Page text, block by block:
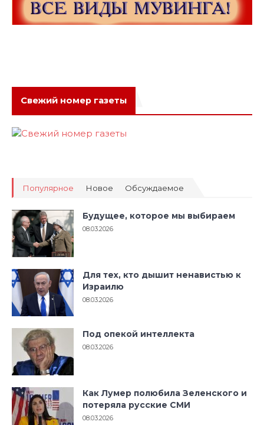
Свежий номер газеты
Популярное Новое Обсуждаемое
Будущее, которое мы выбираем
08.03.2026
Для тех, кто дышит ненавистью к
Израилю
08.03.2026
Под опекой интеллекта
08.03.2026
Как Лумер полюбила Зеленского и
потеряла русские СМИ
08.03.2026